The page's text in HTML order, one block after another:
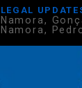
LEGAL
Namora,
Namora,